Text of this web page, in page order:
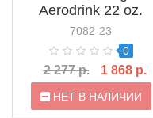
Aerodrink 22 oz.
(ACAQLDRK)
7082-23
0
2 277 р. 1 868 р.
НЕТ В НАЛИЧИИ